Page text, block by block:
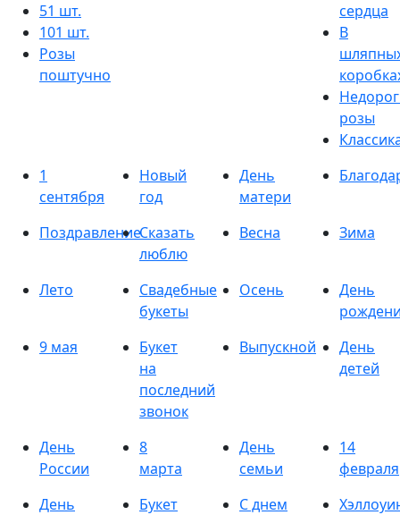
51 шт.
101 шт.
Розы
поштучно
сердца
В
розы
1
сентября
Новый
год
День
матери
ПоздравлениеСказать
люблю
Весна Зима
Лето
Свадебные
букеты
Осень
День
9 мая
Букет
на
последний
звонок
Выпускной
День
детей
День
России
8
марта
День
семьи
14
февраля
День
Букет
С днем